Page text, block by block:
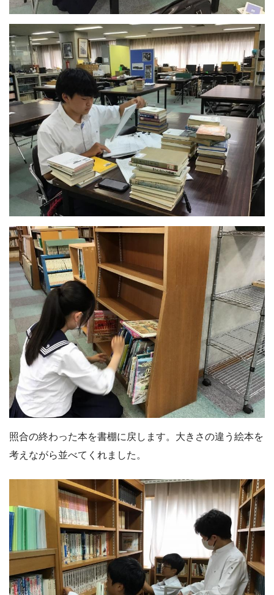
照合の終わった本を書棚に戻します。大きさの違う絵本を
考えながら並べてくれました。